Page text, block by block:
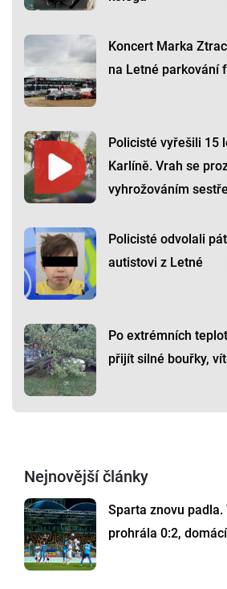
Koncert Marka
na Letné parkování
Policisté vyřešili 15
Karlíně. Vrah se
vyhrožováním sestře
Policisté odvolali
autistovi z Letné
Po extrémních
přijít silné bouřky,
Nejnovější články
Sparta znovu
prohrála 0:2,